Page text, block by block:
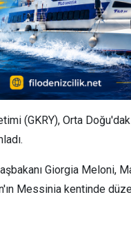
(GKRY), Orta
Giorgia Meloni,
Messinia kentinde